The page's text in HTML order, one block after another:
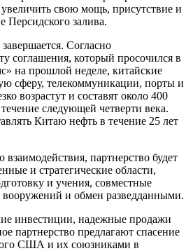
свою мощь, присутствие и
Персидского залива.
Согласно
соглашения, который просочился в
на прошлой неделе, китайские
сферу, телекоммуникации, порты и
возрастут и составят около 400
следующей четверти века.
Китаю нефть в течение 25 лет
партнерство будет
и стратегические области,
и учения, совместные
вооружений и обмен разведданными.
инвестиции, надежные продажи
партнерство предлагают спасение
США и их союзниками в